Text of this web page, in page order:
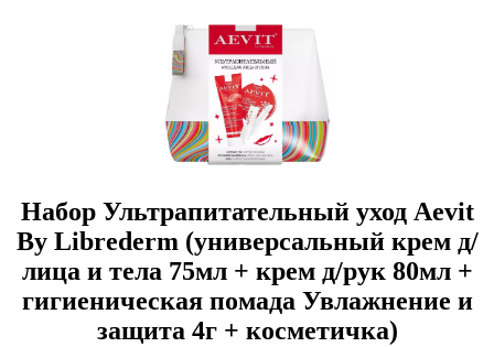
Набор Ультрапитательный уход Aevit
By Librederm (универсальный крем д/
лица и тела 75мл + крем д/рук 80мл +
гигиеническая помада Увлажнение и
защита 4г + косметичка)